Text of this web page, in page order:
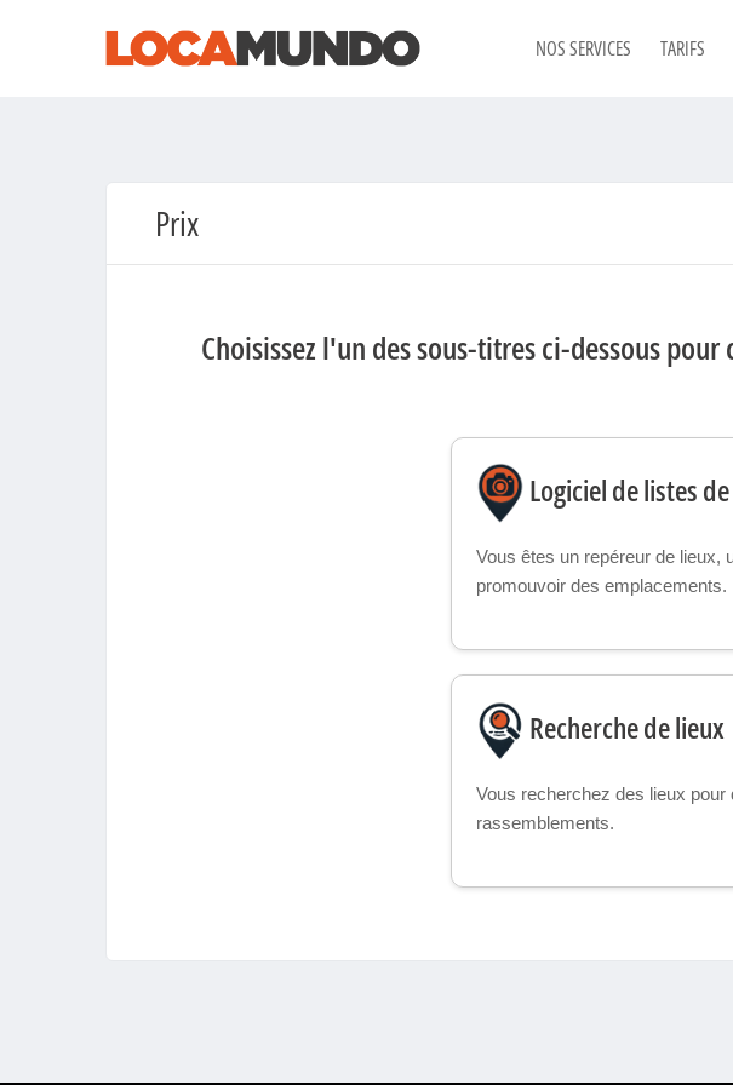
NOS SERVICES TARIFS
Prix
Choisissez l'un des sous-titres ci-dessous
Logiciel de listes
Vous êtes un repéreur de lieux,
promouvoir des emplacements.
Recherche de lieux
Vous recherchez des lieux
rassemblements.